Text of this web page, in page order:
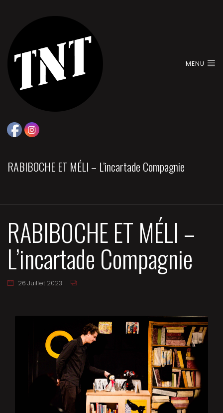
MENU
RABIBOCHE ET MÉLI – L’incartade Compagnie
RABIBOCHE ET MÉLI –
L’incartade Compagnie
26 Juillet 2023